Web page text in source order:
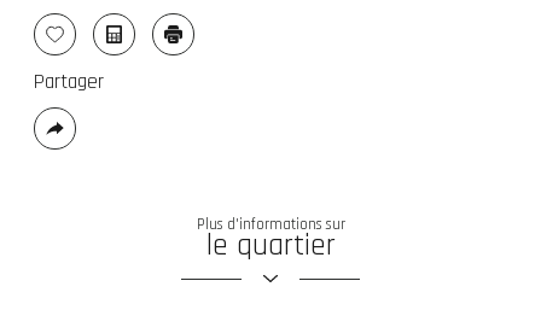
SélectionnerCalculatriceImprimer
Partager
Plus
de
Plus d'informations sur
le quartier